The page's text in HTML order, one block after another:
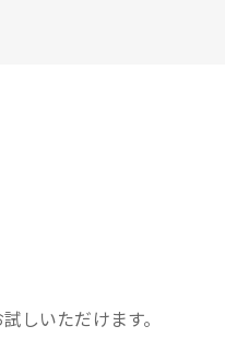
しいただけます。